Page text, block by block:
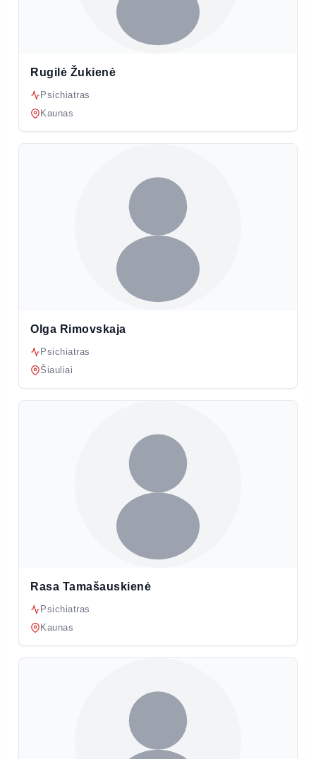
Rugilė Žukienė
Psichiatras
Kaunas
Olga Rimovskaja
Psichiatras
Šiauliai
Rasa Tamašauskienė
Psichiatras
Kaunas